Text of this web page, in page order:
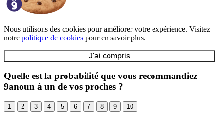
Nous utilisons des cookies pour améliorer votre expérience. Visitez
notre politique de cookies pour en savoir plus.
J'ai compris
Quelle est la probabilité que vous recommandiez
9anoun à un de vos proches ?
1 2 3 4 5 6 7 8 9 10